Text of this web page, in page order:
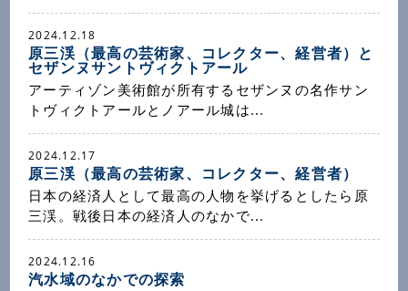
2024.12.18
原三渓（最高の芸術家、コレクター、経営者）と
セザンヌサントヴィクトアール
アーティゾン美術館が所有するセザンヌの名作サン
トヴィクトアールとノアール城は...
2024.12.17
原三渓（最高の芸術家、コレクター、経営者）
日本の経済人として最高の人物を挙げるとしたら原
三渓。戦後日本の経済人のなかで...
2024.12.16
汽水域のなかでの探索